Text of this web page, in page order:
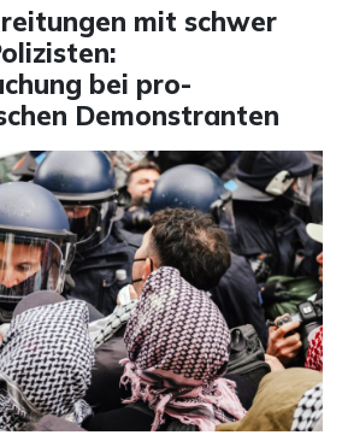
mit schwer
bei pro-
Demonstranten